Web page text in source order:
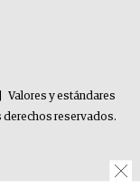
Valores y estándares
reservados.